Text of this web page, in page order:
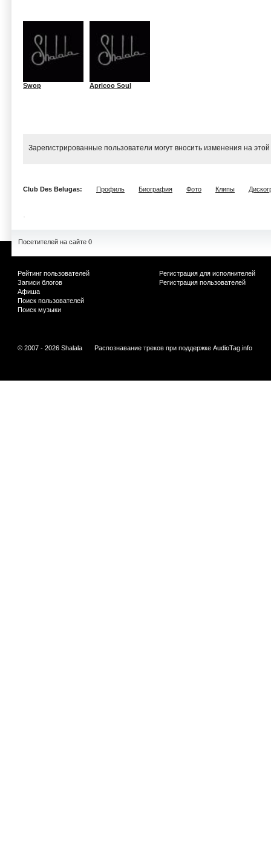
Swop Apricoo Soul
Зарегистрированные пользователи могут вносить изменения на
Club Des Belugas: Профиль Биография Фото Клипы
Посетителей на сайте 0
Рейтинг пользователей
Записи блогов
Афиша
Поиск пользователей
Поиск музыки
Регистрация для исполнителей
Регистрация пользователей
© 2007 - 2026 Shalala Распознавание треков при поддержке AudioTag.info